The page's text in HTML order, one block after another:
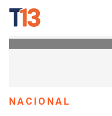
NACIONAL